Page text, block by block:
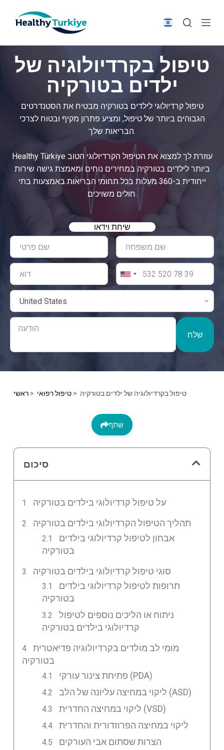
p
טיפול בקרדיולוגיה של
ילדים בטורקיה
טיפול קרדיולוגי לילדים בטורקיה מבטיח את הסטנדרטים
הגבוהים ביותר של טיפול, ומציע פתרון מקיף ובטוח לצרכי
הבריאות שלך.
Healthy Türkiye עוזרת לך למצוא את הטיפול הקרדיולוגי הטוב
ביותר לילדים בטורקיה במחירים נוחים ומאמצת גישה שירות
ייחודית ב-360 מעלות בכל תחומי הבריאות באמצעות בתי
חולים משויכים.
שיחת וידאו
שלח
ראשי טיפול רפואי טיפול בקרדיולוגיה של ילדים בטורקיה
שתף
סיכום
על טיפול קרדיולוגי בילדים בטורקיה
תהליך הטיפול הקרדיולוגי בילדים בטורקיה
אבחון לטיפול קרדיולוגי בילדים
בטורקיה
סוגי טיפול קרדיולוגי בילדים בטורקיה
תרופות לטיפול קרדיולוגי בילדים
בטורקיה
ניתוח או הליכים נוספים לטיפול
קרדיולוגי בילדים בטורקיה
מומי לב מולדים בקרדיולוגיה פדיאטרית
בטורקיה
פתיחת צינור עורקי (PDA)
ליקוי במחיצה עליונה של הלב (ASD)
ליקוי במחיצה החדרית (VSD)
ליקוי במחיצה הפרוזדורית והחדרית
הצרות שסתום אבי העורקים